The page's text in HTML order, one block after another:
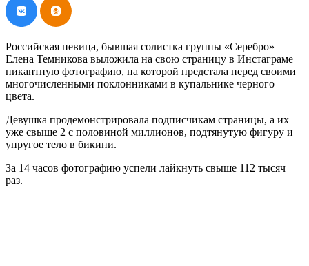
Российская певица, бывшая солистка группы «Серебро»
Елена Темникова выложила на свою страницу в Инстаграме
пикантную фотографию, на которой предстала перед своими
многочисленными поклонниками в купальнике черного
цвета.
Девушка продемонстрировала подписчикам страницы, а их
уже свыше 2 с половиной миллионов, подтянутую фигуру и
упругое тело в бикини.
За 14 часов фотографию успели лайкнуть свыше 112 тысяч
раз.